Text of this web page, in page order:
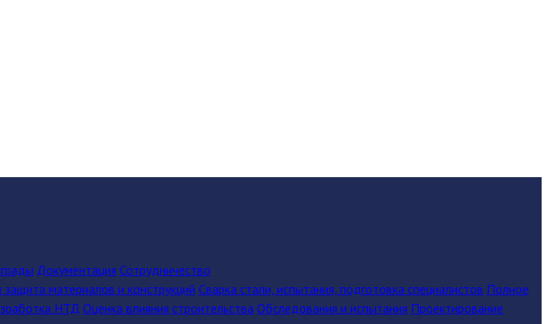
Документация Сотрудничество
защита материалов и конструкций Сварка стали, испытания, подготовка специалистов Полное
НТД Оценка влияния строительства Обследования и испытания Проектирование